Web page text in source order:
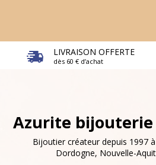
LIVRAISON OFFERTE
dès 60 € d’achat
Azurite bijouterie
Bijoutier créateur depuis 1997
Dordogne, Nouvelle-